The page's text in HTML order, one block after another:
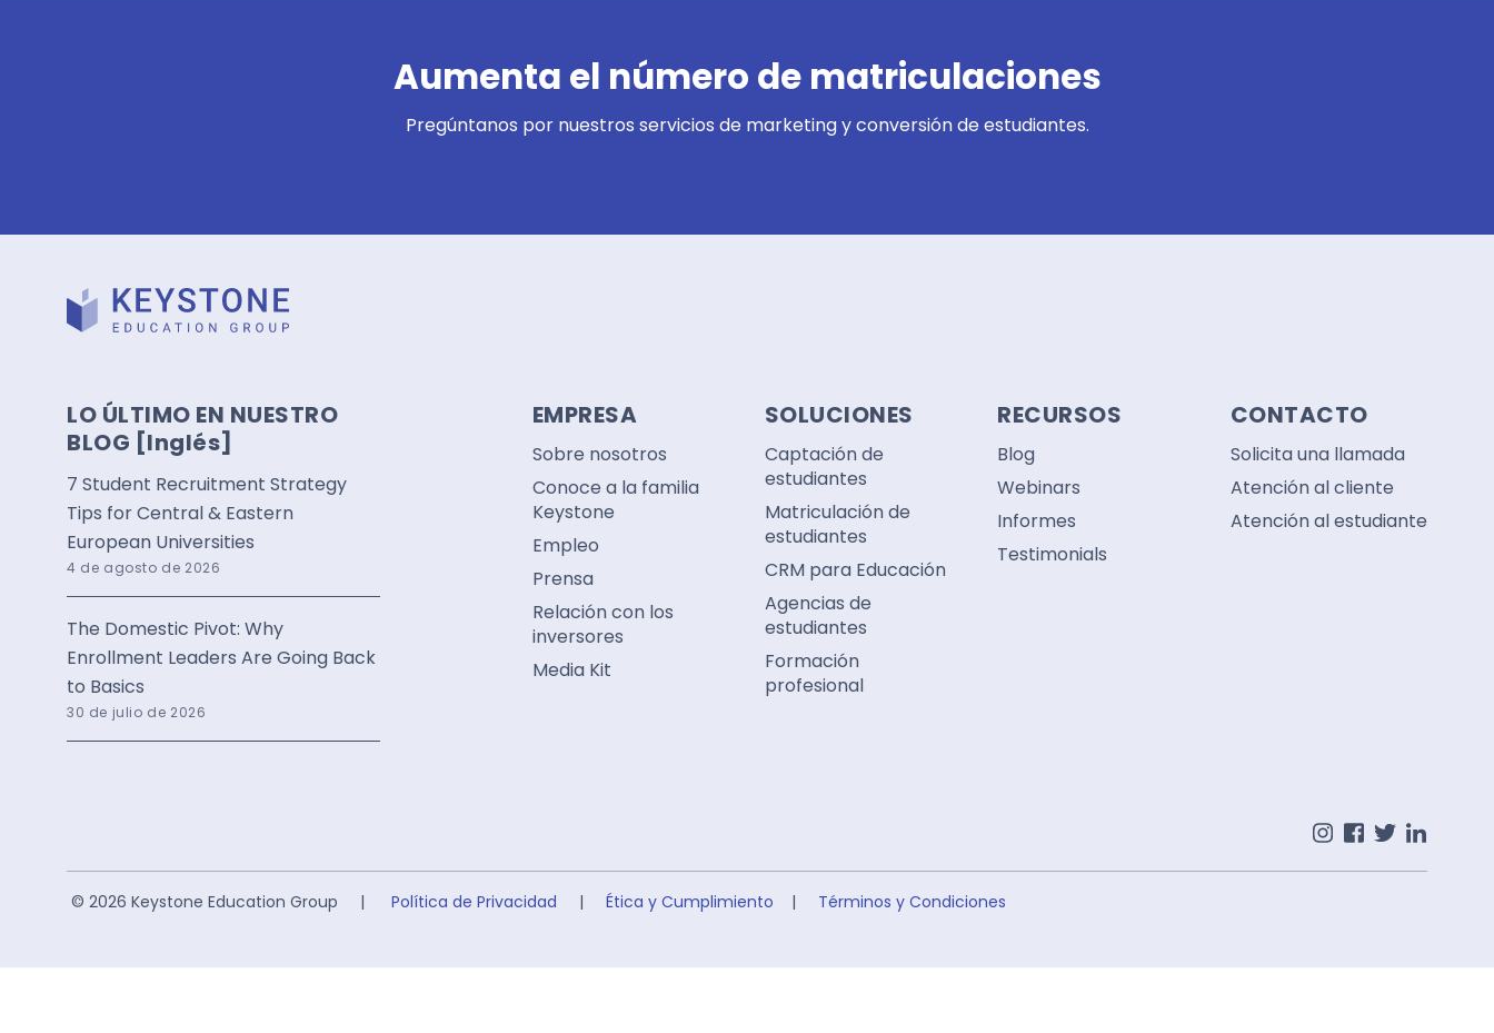
Aumenta el número de matriculaciones
Pregúntanos por nuestros servicios de marketing y conversión de estudiantes.
LO ÚLTIMO EN NUESTRO
BLOG [Inglés]
7 Student Recruitment Strategy
Tips for Central & Eastern
European Universities
4 de agosto de 2026
The Domestic Pivot: Why
Enrollment Leaders Are Going Back
to Basics
30 de julio de 2026
EMPRESA
Sobre nosotros
Conoce a la familia
Keystone
Empleo
Prensa
Relación con los
inversores
Media Kit
SOLUCIONES
Captación de
estudiantes
Matriculación de
estudiantes
CRM para Educación
Agencias de
estudiantes
Formación
profesional
RECURSOS
Blog
Webinars
Informes
Testimonials
CONTACTO
Solicita una llamada
Atención al cliente
Atención al estudiante
© 2026 Keystone Education Group | Política de Privacidad | Ética y Cumplimiento | Términos y Condiciones